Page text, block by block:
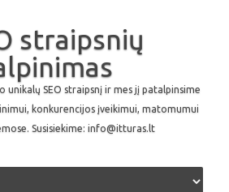
straipsnių
unikalų SEO straipsnį ir mes jį patalpinsime
konkurencijos įveikimui, matomumui
Susisiekime: info@itturas.lt
Skip to content